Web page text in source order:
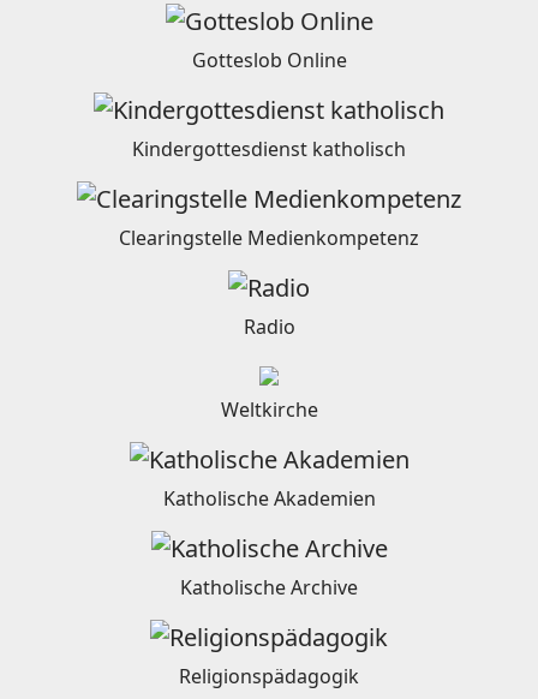
Gotteslob Online
Kindergottesdienst katholisch
Clearingstelle Medienkompetenz
Radio
Weltkirche
Katholische Akademien
Katholische Archive
Religionspädagogik